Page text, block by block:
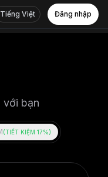
Tiếng Việt Đăng nhập
với bạn
(TIẾT KIỆM 17%)